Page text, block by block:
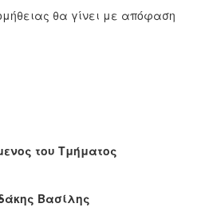
θα γίνει με απόφαση
του Τμήματος
Βασίλης